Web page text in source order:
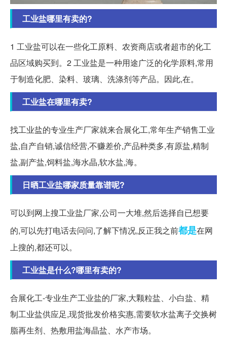
工业盐哪里有卖的?
1 工业盐可以在一些化工原料、农资商店或者超市的化工
品区域购买到。2 工业盐是一种用途广泛的化学原料,常用
于制造化肥、染料、玻璃、洗涤剂等产品。因此,在。
工业盐在哪里有卖?
找工业盐的专业生产厂家就来合展化工,常年生产销售工业
盐,自产自销,诚信经营,不赚差价,产品种类多,有原盐,精制
盐,副产盐,饲料盐,海水晶,软水盐,海。
日晒工业盐哪家质量靠谱呢?
可以到网上搜工业盐厂家,公司一大堆,然后选择自已想要
的,可以先打电话去问问,了解下情况,反正我之前都是在网
上搜的,都还可以。
工业盐是什么?哪里有卖的?
合展化工-专业生产工业盐的厂家,大颗粒盐、小白盐、精
制工业盐供应足,现货批发价格实惠,需要软水盐离子交换树
脂再生剂、热敷用盐海晶盐、水产市场。